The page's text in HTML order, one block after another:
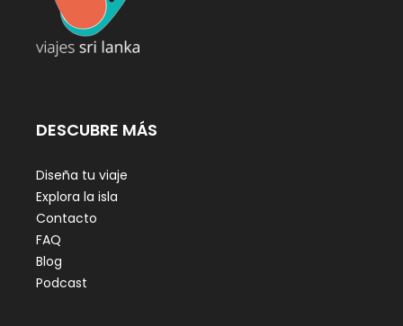
DESCUBRE MÁS
Diseña tu viaje
Explora la isla
Contacto
FAQ
Blog
Podcast